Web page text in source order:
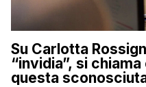
Su Carlotta
“invidia”, si
questa